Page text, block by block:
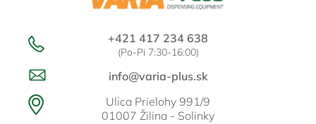
v
p
i
s
u
+421 417 234 638
(Po-Pi 7:30-16:00)
info@varia-plus.sk
Ulica Prielohy 991/9
01007 Žilina - Solinky